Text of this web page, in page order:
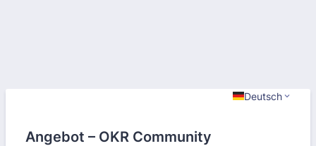
Deutsch
Angebot – OKR Community